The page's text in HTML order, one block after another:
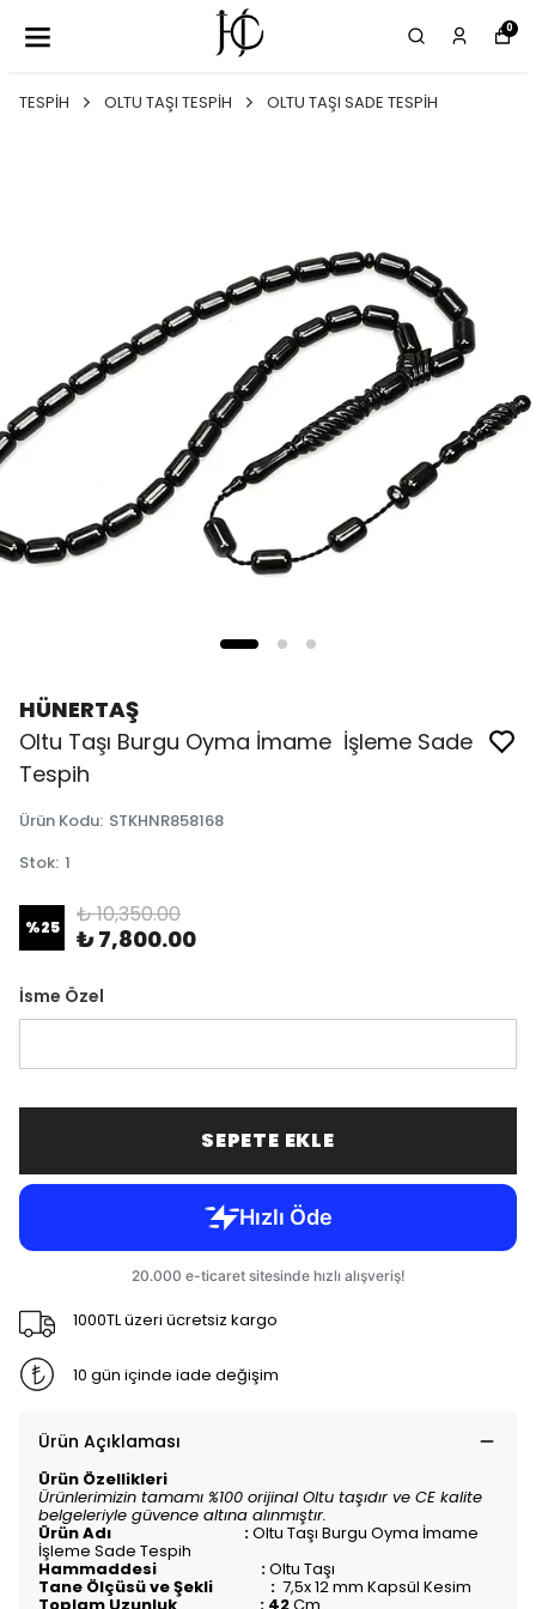
0
TESPİH OLTU TAŞI TESPİH OLTU TAŞI SADE TESPİH
HÜNERTAŞ
Oltu Taşı Burgu Oyma İmame İşleme Sade
Tespih
Ürün Kodu: STKHNR858168
Stok: 1
%25 ₺ 10,350.00
₺ 7,800.00
İsme Özel
SEPETE EKLE
1000TL üzeri ücretsiz kargo
10 gün içinde iade değişim
Ürün Açıklaması
Ürün Özellikleri
Ürünlerimizin tamamı %100 orijinal Oltu taşıdır ve CE kalite
belgeleriyle güvence altına alınmıştır.
Ürün Adı :Oltu Taşı Burgu Oyma İmame
İşleme Sade Tespih
Hammaddesi :Oltu Taşı
Tane Ölçüsü ve Şekli : 7,5x 12 mm Kapsül Kesim